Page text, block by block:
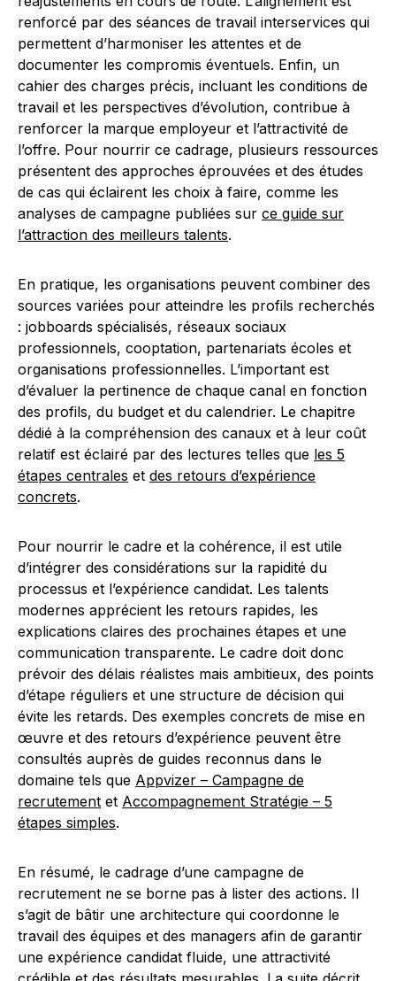
renforcé par des séances de travail interservices qui
permettent d’harmoniser les attentes et de
documenter les compromis éventuels. Enfin, un
cahier des charges précis, incluant les conditions de
travail et les perspectives d’évolution, contribue à
renforcer la marque employeur et l’attractivité de
l’offre. Pour nourrir ce cadrage, plusieurs ressources
présentent des approches éprouvées et des études
de cas qui éclairent les choix à faire, comme les
analyses de campagne publiées sur ce guide sur
l’attraction des meilleurs talents.
En pratique, les organisations peuvent combiner des
sources variées pour atteindre les profils recherchés
: jobboards spécialisés, réseaux sociaux
professionnels, cooptation, partenariats écoles et
organisations professionnelles. L’important est
d’évaluer la pertinence de chaque canal en fonction
des profils, du budget et du calendrier. Le chapitre
dédié à la compréhension des canaux et à leur coût
relatif est éclairé par des lectures telles que les 5
étapes centrales et des retours d’expérience
concrets.
Pour nourrir le cadre et la cohérence, il est utile
d’intégrer des considérations sur la rapidité du
processus et l’expérience candidat. Les talents
modernes apprécient les retours rapides, les
explications claires des prochaines étapes et une
communication transparente. Le cadre doit donc
prévoir des délais réalistes mais ambitieux, des points
d’étape réguliers et une structure de décision qui
évite les retards. Des exemples concrets de mise en
œuvre et des retours d’expérience peuvent être
consultés auprès de guides reconnus dans le
domaine tels que Appvizer – Campagne de
recrutement et Accompagnement Stratégie – 5
étapes simples.
En résumé, le cadrage d’une campagne de
recrutement ne se borne pas à lister des actions. Il
s’agit de bâtir une architecture qui coordonne le
travail des équipes et des managers afin de garantir
une expérience candidat fluide, une attractivité